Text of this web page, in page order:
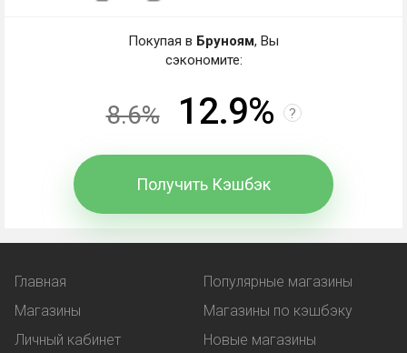
средств, потраченных на покупки. В чем отличие
Промокод
- комбинация символов, вводимая при
оформлении покупки. В обмен покупатель
получает выгоду:
льготную цену на товар;
услугу, предоставляемая бонусом -
например, бесплатная доставка.
Покупая в Бруноям, Вы
сэкономите:
8.6% 12.9% ?
Получить Кэшбэк
Главная
Магазины
Личный кабинет
Популярные магазины
Магазины по кэшбэку
Новые магазины